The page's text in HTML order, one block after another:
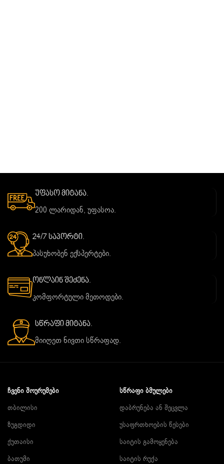
უფასო მიტანა.
200 ლარიდან, უფასოა.
24/7 საპორტი.
პასუხობენ ექსპერტები.
ონლაინ შეძენა.
კომფორტული მეთოდები.
სწრაფი მიტანა.
მიიღეთ ნივთი სწრაფად.
ᲩᲕᲔᲜᲘ ᲨᲝᲣᲠᲣᲛᲔᲑᲘ
თბილისი
ზუგდიდი
ქუთაისი
ბათუმი
ᲡᲬᲠᲐᲤᲘ ᲑᲛᲣᲚᲔᲑᲘ
დაბრუნება ან შეცვლა
უსაფრთხოების წესები
საიტის გამოყენება
საიტის რუქა